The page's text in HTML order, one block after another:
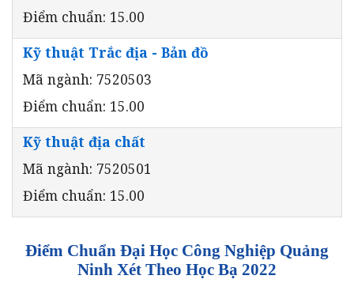
Điểm chuẩn: 15.00
Kỹ thuật Trắc địa - Bản đồ
Mã ngành: 7520503
Điểm chuẩn: 15.00
Kỹ thuật địa chất
Mã ngành: 7520501
Điểm chuẩn: 15.00
Điểm Chuẩn Đại Học Công Nghiệp Quảng
Ninh Xét Theo Học Bạ 2022